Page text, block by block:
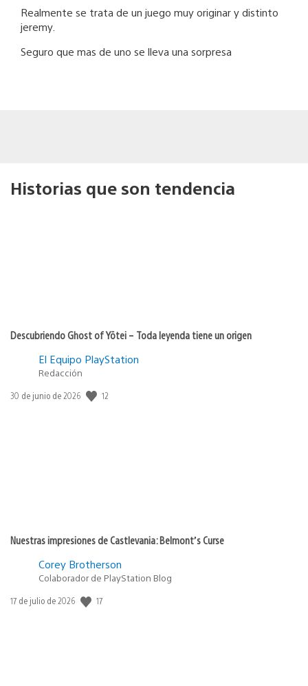
Realmente se trata de un juego muy originar y distinto
jeremy.
Seguro que mas de uno se lleva una sorpresa
Historias que son tendencia
Descubriendo Ghost of Yōtei – Toda leyenda tiene un origen
El Equipo PlayStation
Redacción
Fecha
30 de junio de 2026 12
Nuestras impresiones de Castlevania: Belmont’s Curse
Corey Brotherson
Colaborador de PlayStation Blog
Fecha
17 de julio de 2026 17